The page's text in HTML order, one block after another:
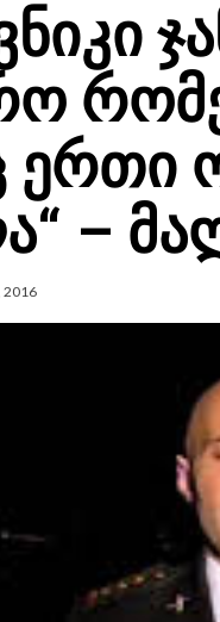
ერთი
–
2016